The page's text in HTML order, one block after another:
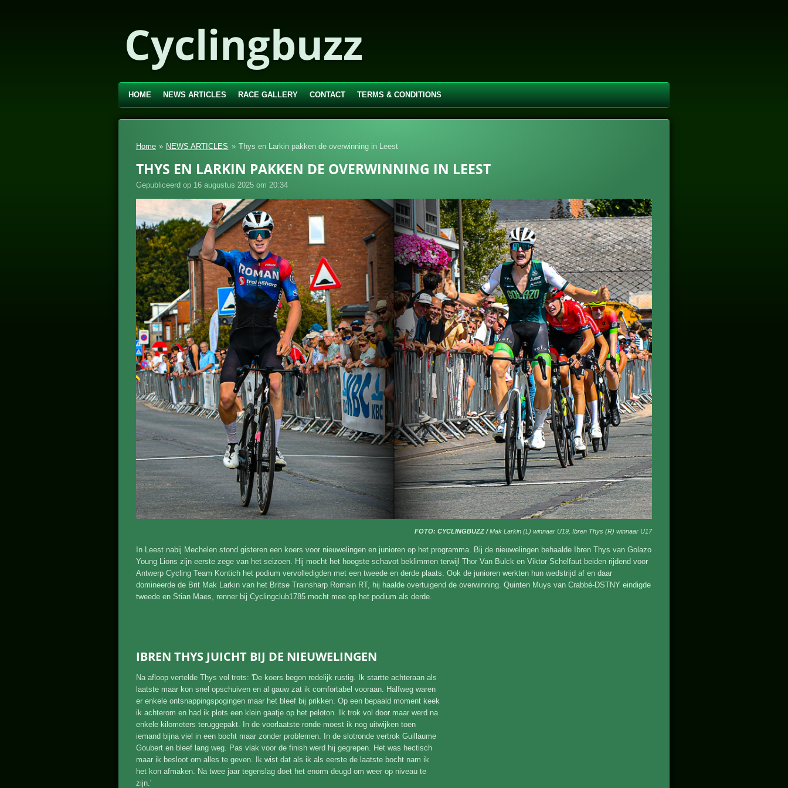
Cyclingbuzz
HOME NEWS ARTICLES RACE GALLERY CONTACT TERMS & CONDITIONS
Home » NEWS ARTICLES » Thys en Larkin pakken de overwinning in Leest
THYS EN LARKIN PAKKEN DE OVERWINNING IN LEEST
Gepubliceerd op 16 augustus 2025 om 20:34
FOTO: CYCLINGBUZZ /Mak Larkin (L) winnaar U19, Ibren Thys (R) winnaar U17
In Leest nabij Mechelen stond gisteren een koers voor nieuwelingen en junioren op het programma. Bij de nieuwelingen behaalde Ibren Thys van Golazo
Young Lions zijn eerste zege van het seizoen. Hij mocht het hoogste schavot beklimmen terwijl Thor Van Bulck en Viktor Schelfaut beiden rijdend voor
Antwerp Cycling Team Kontich het podium vervolledigden met een tweede en derde plaats. Ook de junioren werkten hun wedstrijd af en daar
domineerde de Brit Mak Larkin van het Britse Trainsharp Romain RT, hij haalde overtuigend de overwinning. Quinten Muys van Crabbé-DSTNY eindigde
tweede en Stian Maes, renner bij Cyclingclub1785 mocht mee op het podium als derde.
IBREN THYS JUICHT BIJ DE NIEUWELINGEN
Na afloop vertelde Thys vol trots: 'De koers begon redelijk rustig. Ik startte achteraan als
laatste maar kon snel opschuiven en al gauw zat ik comfortabel vooraan. Halfweg waren
er enkele ontsnappingspogingen maar het bleef bij prikken. Op een bepaald moment keek
ik achterom en had ik plots een klein gaatje op het peloton. Ik trok vol door maar werd na
enkele kilometers teruggepakt. In de voorlaatste ronde moest ik nog uitwijken toen
iemand bijna viel in een bocht maar zonder problemen. In de slotronde vertrok Guillaume
Goubert en bleef lang weg. Pas vlak voor de finish werd hij gegrepen. Het was hectisch
maar ik besloot om alles te geven. Ik wist dat als ik als eerste de laatste bocht nam ik
het kon afmaken. Na twee jaar tegenslag doet het enorm deugd om weer op niveau te
zijn.'